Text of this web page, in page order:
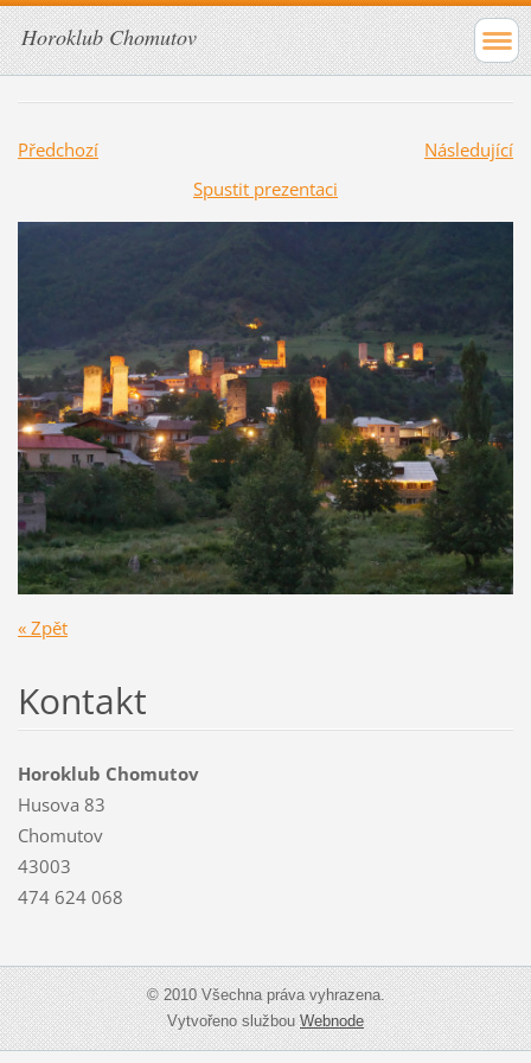
Horoklub Chomutov
Předchozí
Následující
Spustit prezentaci
« Zpět
Kontakt
Horoklub Chomutov
Husova 83
Chomutov
43003
474 624 068
© 2010 Všechna práva vyhrazena.
Vytvořeno službouWebnode